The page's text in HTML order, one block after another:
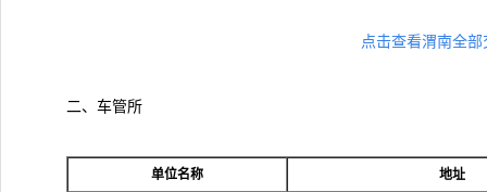
点击查看渭南全
二、车管所
单位名称 地址